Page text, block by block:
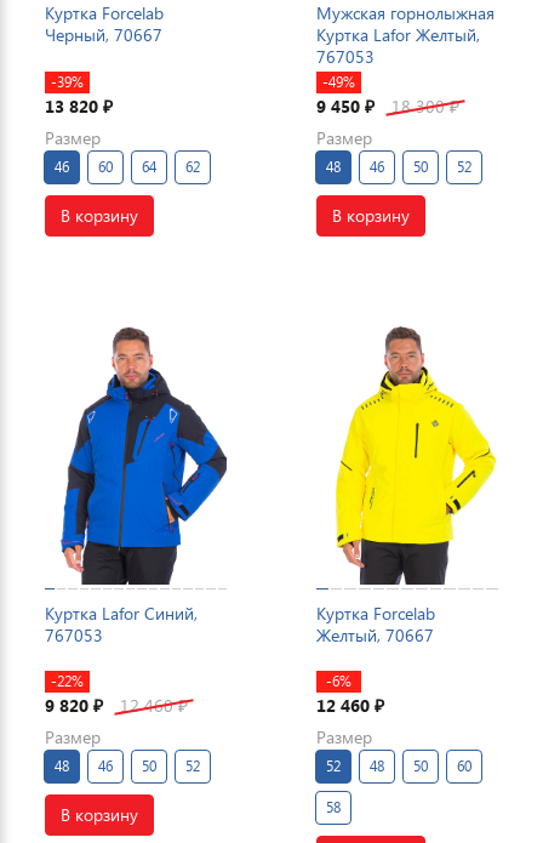
Куртка Forcelab
Черный, 70667
-39%
13 820 ₽
Размер
46 60 64 62
В корзину
Мужская горнолыжная
Куртка Lafor Желтый,
767053
-49%
9 450 ₽ 18 300₽
Размер
48 46 50 52
В корзину
Куртка Lafor Синий,
767053
-22%
9 820 ₽ 12 460₽
Размер
48 46 50 52
В корзину
Куртка Forcelab
Желтый, 70667
-6%
12 460 ₽
Размер
52 48 50 60
58